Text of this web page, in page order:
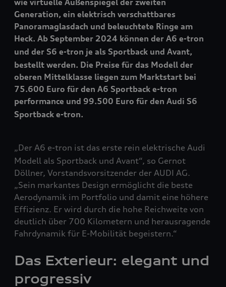
wie virtuelle Außenspiegel der zweiten
Generation, ein elektrisch verschattbares
Panoramaglasdach und beleuchtete Ringe am
Heck. Ab September 2024 können der A6 e-tron
und der S6 e-tron je als Sportback und Avant,
bestellt werden. Die Preise für das Modell der
oberen Mittelklasse liegen zum Marktstart bei
75.600 Euro für den A6 Sportback e-tron
performance und 99.500 Euro für den Audi S6
Sportback e-tron.
„Der A6 e-tron ist das erste rein elektrische Audi
Modell als Sportback und Avant“, so Gernot
Döllner, Vorstandsvorsitzender der AUDI AG.
„Sein markantes Design ermöglicht die beste
Aerodynamik im Portfolio und damit eine höhere
Effizienz. Er wird durch die hohe Reichweite von
deutlich über 700 Kilometern und herausragende
Fahrdynamik für E-Mobilität begeistern.“
Das Exterieur: elegant und
progressiv